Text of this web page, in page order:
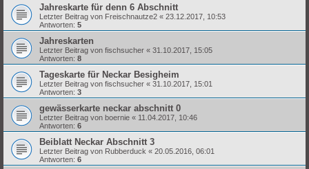
Jahreskarte für denn 6 Abschnitt
Letzter Beitrag von Freischnautze2 « 23.12.2017, 10:53
Antworten: 5
Jahreskarten
Letzter Beitrag von fischsucher « 31.10.2017, 15:05
Antworten: 8
Tageskarte für Neckar Besigheim
Letzter Beitrag von fischsucher « 31.10.2017, 15:01
Antworten: 3
gewässerkarte neckar abschnitt 0
Letzter Beitrag von boernie « 11.04.2017, 10:46
Antworten: 6
Beiblatt Neckar Abschnitt 3
Letzter Beitrag von Rubberduck « 20.05.2016, 06:01
Antworten: 6